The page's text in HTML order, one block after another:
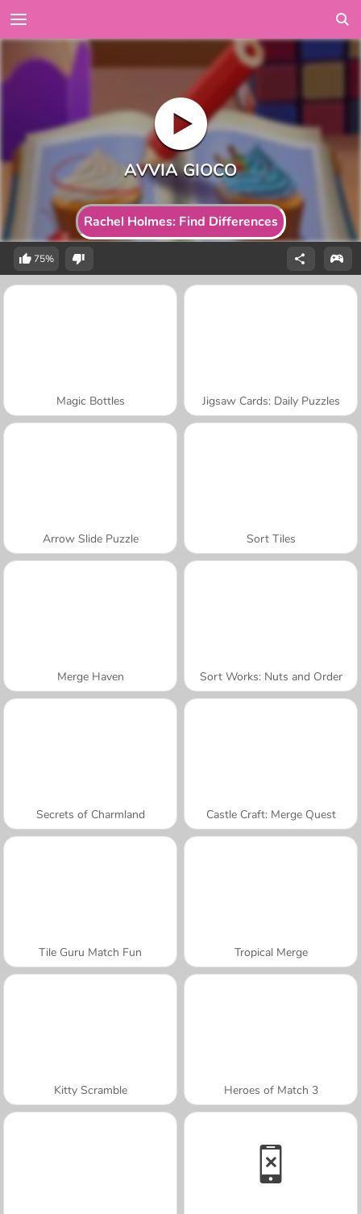
Rachel Holmes: Find Differences
75%
Magic Bottles Jigsaw Cards: Daily Puzzles
Arrow Slide Puzzle Sort Tiles
Merge Haven Sort Works: Nuts and Order
Secrets of Charmland Castle Craft: Merge Quest
Tile Guru Match Fun Tropical Merge
Kitty Scramble Heroes of Match 3